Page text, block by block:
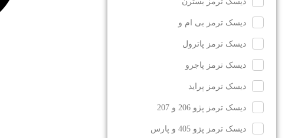
دیسک ترمز بی ام و
دیسک ترمز پاترول
دیسک ترمز پاجرو
دیسک ترمز پراید
دیسک ترمز پژو 206 و 207
دیسک ترمز پژو 405 و پارس